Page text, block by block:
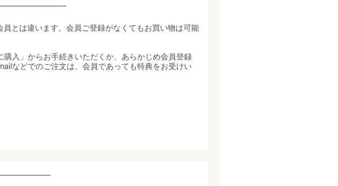
━━━━━━━━━━
とは違います。会員ご登録がなくてもお買い物は可能
入」からお手続きいただくか、あらかじめ会員登録
などでのご注文は、会員であっても特典をお受けい